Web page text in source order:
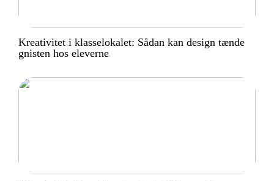
Kreativitet i klasselokalet: Sådan kan design tænde
gnisten hos eleverne